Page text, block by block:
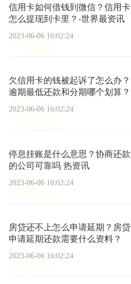
信用卡如何借钱到微信？信用卡
怎么提现到卡里？-世界最资讯
2023-06-06 16:02:24
欠信用卡的钱被起诉了怎么办？
逾期最低还款和分期哪个划算？
2023-06-06 16:02:24
停息挂账是什么意思？协商还款
的公司可靠吗 热资讯
2023-06-06 16:02:24
房贷还不上怎么申请延期？房贷
申请延期还款需要什么资料？
2023-06-06 16:02:24